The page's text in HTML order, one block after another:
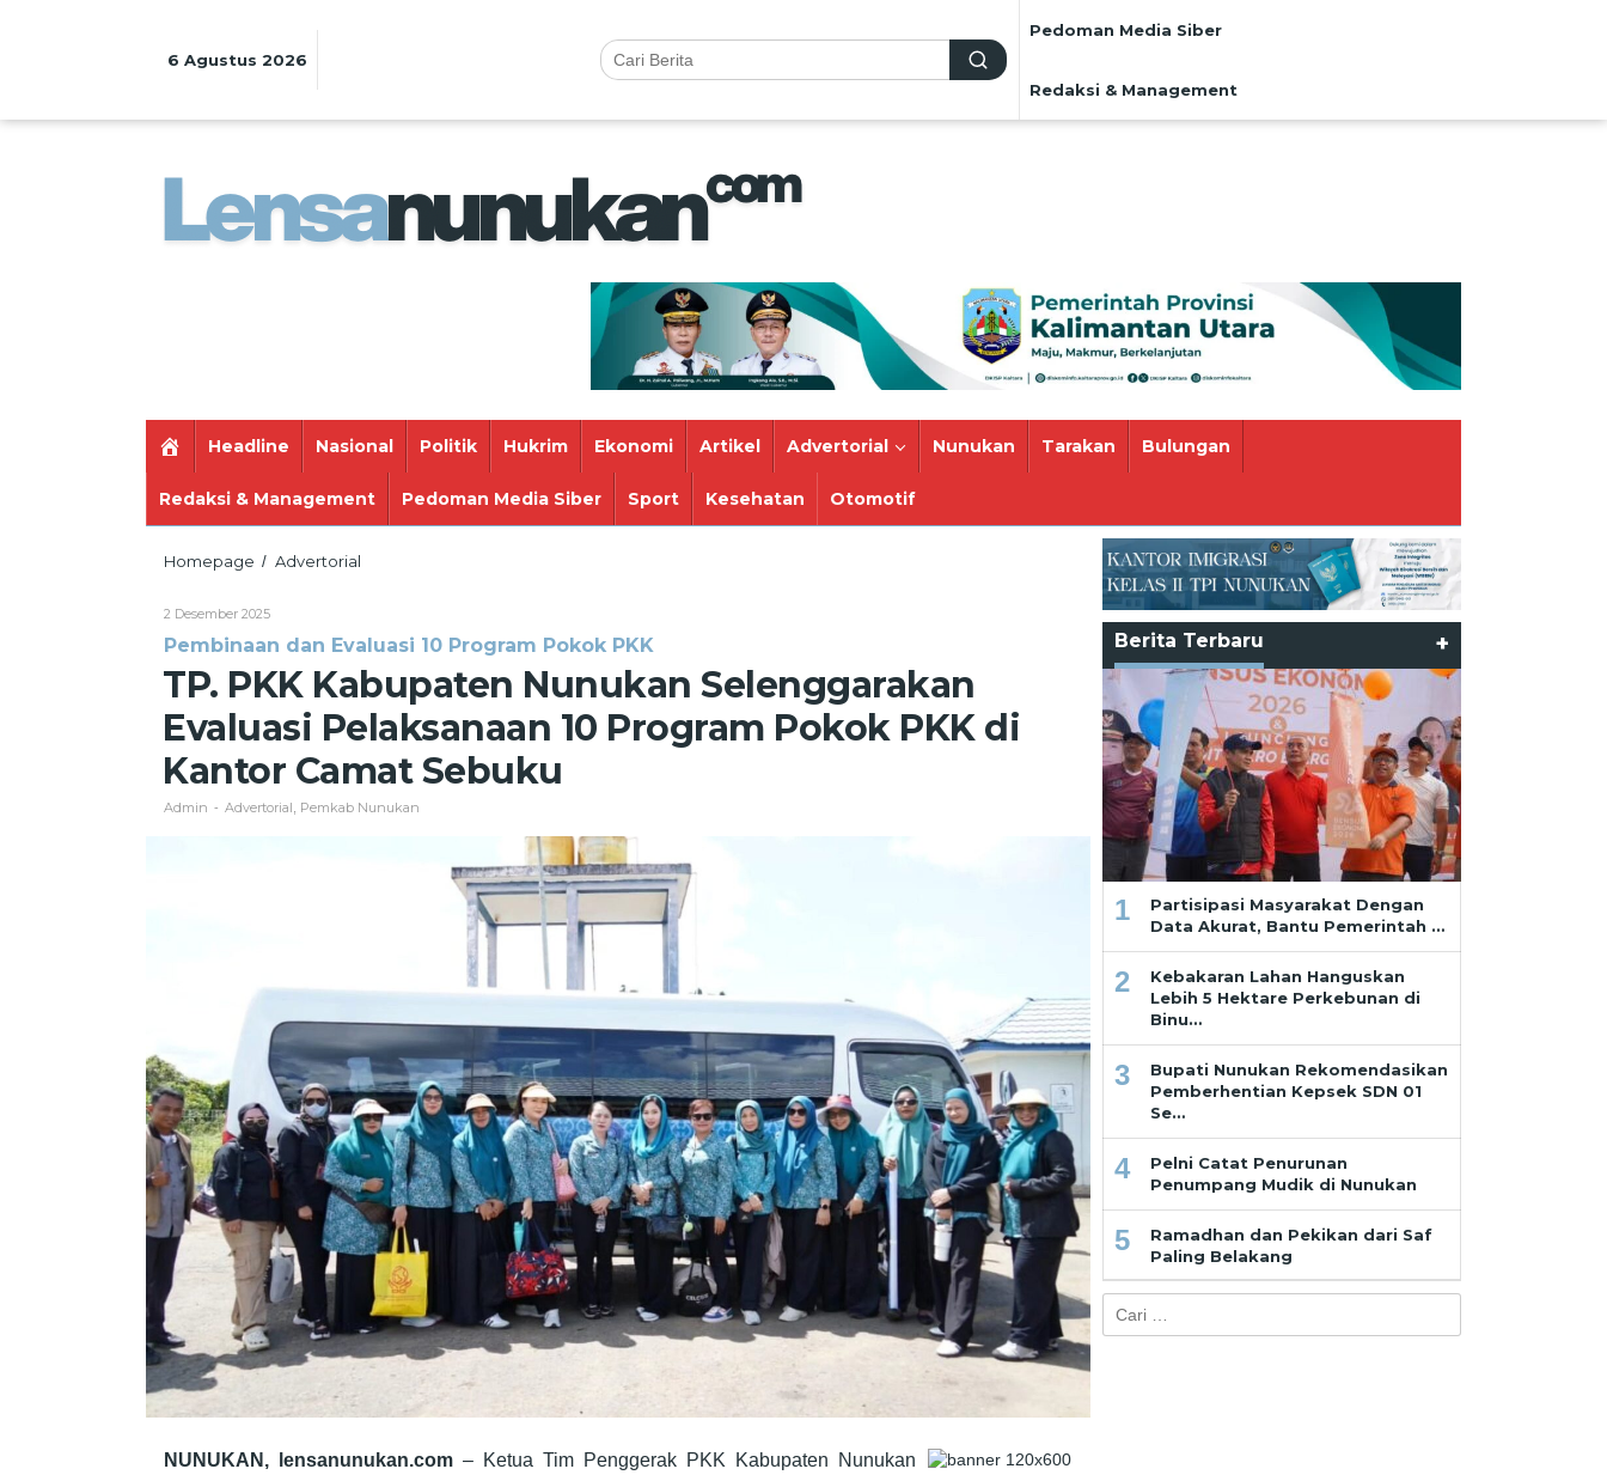
6 Agustus 2026
Pedoman Media Siber
Redaksi & Management
Headline Nasional Politik Hukrim Ekonomi Artikel Advertorial Nunukan Tarakan Bulungan
Redaksi & Management Pedoman Media Siber Sport Kesehatan Otomotif
Homepage / Advertorial
Selenggarakan
Evaluasi
Pelaksanaan
10
Program
PKK
Kantor
2 Desember 2025Oleh
Pembinaan dan Evaluasi 10 Program Pokok PKK
TP. PKK Kabupaten Nunukan Selenggarakan
Evaluasi Pelaksanaan 10 Program Pokok PKK di
Kantor Camat Sebuku
Admin - Advertorial Pemkab Nunukan
NUNUKAN, lensanunukan.com – Ketua Tim Penggerak PKK Kabupaten Nunukan
Berita Terbaru +
1
Partisipasi Masyarakat Dengan
Data Akurat, Bantu Pemerintah …
2
Kebakaran Lahan Hanguskan
Lebih 5 Hektare Perkebunan di
Binu…
3
Bupati Nunukan Rekomendasikan
Pemberhentian Kepsek SDN 01
Se…
4
Pelni Catat Penurunan
Penumpang Mudik di Nunukan
5
Ramadhan dan Pekikan dari Saf
Paling Belakang
untuk: